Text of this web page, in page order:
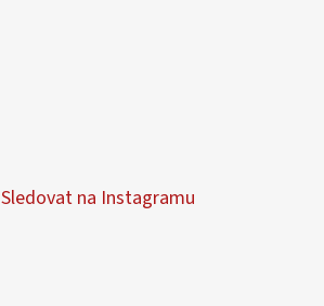
Sledovat na Instagramu